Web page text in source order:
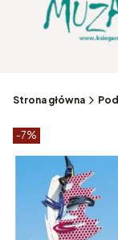
Strona główna
Etykiety produktu
-7%